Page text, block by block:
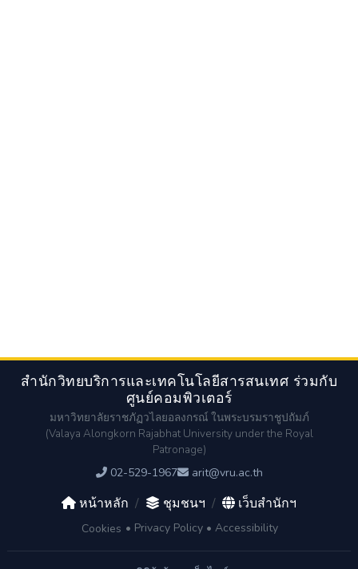
สำนักวิทยบริการและเทคโนโลยีสารสนเทศ ร่วมกับ
ศูนย์คอมพิวเตอร์
มหาวิทยาลัยราชภัฏวไลยอลงกรณ์ ในพระบรมราชูปถัมภ์
(Valaya Alongkorn Rajabhat University under the Royal
Patronage)
02-529-1967
arit@vru.ac.th
หน้าหลัก / ชุมชนฯ / เว็บสำนักฯ
Cookies • Privacy Policy • Accessibility